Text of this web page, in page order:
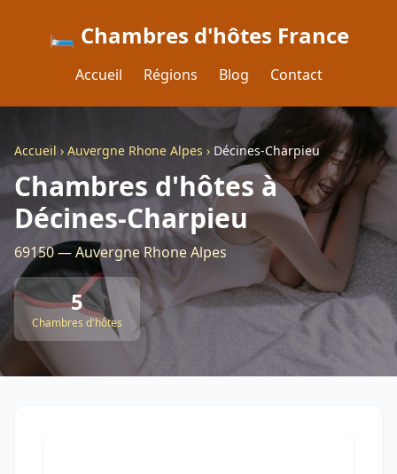
🛏️ Chambres d'hôtes France
Accueil Régions Blog Contact
Accueil › Auvergne Rhone Alpes › Décines-Charpieu
Chambres d'hôtes à
Décines-Charpieu
69150 — Auvergne Rhone Alpes
5
Chambres d'hôtes